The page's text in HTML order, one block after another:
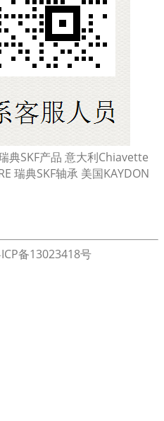
典SKF产品 意大利Chiavette
瑞典SKF轴承 美国KAYDON
备13023418号